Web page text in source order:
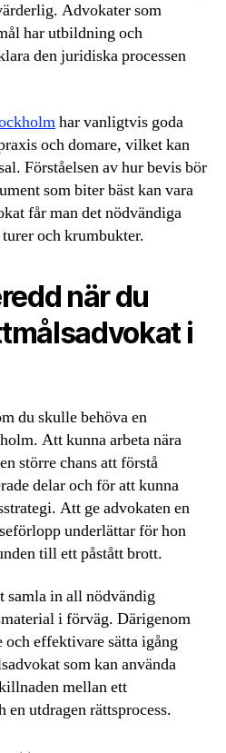
Advokater som
har utbildning och
den juridiska processen
har vanligtvis goda
och domare, vilket kan
Förståelsen av hur bevis bör
som biter bäst kan vara
får man det nödvändiga
och krumbukter.
när du
i
du skulle behöva en
Att kunna arbeta nära
större chans att förstå
delar och för att kunna
Att ge advokaten en
underlättar för hon
till ett påstått brott.
samla in all nödvändig
i förväg. Därigenom
och effektivare sätta igång
som kan använda
mellan ett
utdragen rättsprocess.